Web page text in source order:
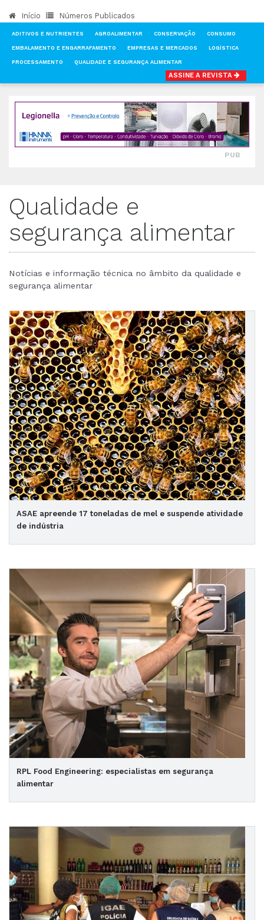
Início Números Publicados
ADITIVOS E NUTRIENTES AGROALIMENTAR CONSERVAÇÃO CONSUMO
EMBALAMENTO E ENGARRAFAMENTO EMPRESAS E MERCADOS LOGÍSTICA
PROCESSAMENTO QUALIDADE E SEGURANÇA ALIMENTAR
ASSINE A REVISTA
QUALIDADE E SEGURANÇA ALIMENTAR
PUB
Qualidade e
segurança alimentar
Notícias e informação técnica no âmbito da qualidade e
segurança alimentar
ASAE apreende 17 toneladas de mel e suspende atividade
de indústria
RPL Food Engineering: especialistas em segurança
alimentar